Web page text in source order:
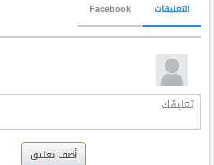
التعليقات Facebook
أضف تعليق